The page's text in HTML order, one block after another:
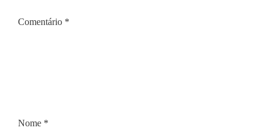
Comentário *
Nome *